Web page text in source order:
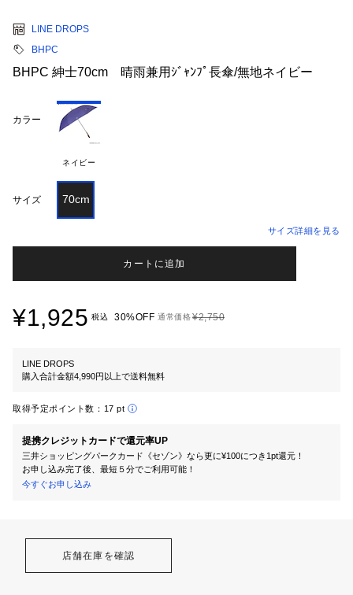
LINE DROPS
BHPC
BHPC 紳士70cm 晴雨兼用ｼﾞｬﾝﾌﾟ長傘/無地ネイビー
カラー
ネイビー
サイズ 70cm
サイズ詳細を見る
カートに追加
¥1,925 税込 30%OFF 通常価格¥2,750
LINE DROPS
購入合計金額4,990円以上で送料無料
取得予定ポイント数： 17 pt
提携クレジットカードで還元率UP
三井ショッピングパークカード《セゾン》なら更に¥100につき1pt還元！
お申し込み完了後、最短５分でご利用可能！
今すぐお申し込み
店舗在庫を確認